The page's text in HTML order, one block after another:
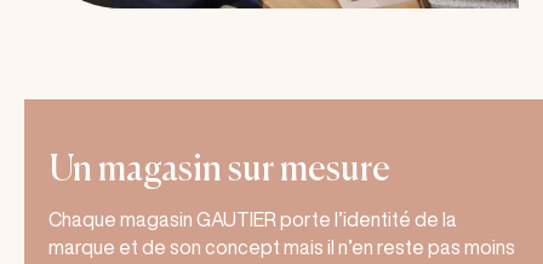
Un magasin sur mesure
Chaque magasin GAUTIER porte l’identité de la
marque et de son concept mais il n’en reste pas moins